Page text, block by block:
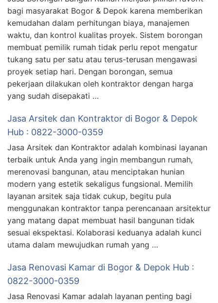
bagi masyarakat Bogor & Depok karena memberikan
kemudahan dalam perhitungan biaya, manajemen
waktu, dan kontrol kualitas proyek. Sistem borongan
membuat pemilik rumah tidak perlu repot mengatur
tukang satu per satu atau terus-terusan mengawasi
proyek setiap hari. Dengan borongan, semua
pekerjaan dilakukan oleh kontraktor dengan harga
yang sudah disepakati …
Jasa Arsitek dan Kontraktor di Bogor & Depok
Hub : 0822-3000-0359
Jasa Arsitek dan Kontraktor adalah kombinasi layanan
terbaik untuk Anda yang ingin membangun rumah,
merenovasi bangunan, atau menciptakan hunian
modern yang estetik sekaligus fungsional. Memilih
layanan arsitek saja tidak cukup, begitu pula
menggunakan kontraktor tanpa perencanaan arsitektur
yang matang dapat membuat hasil bangunan tidak
sesuai ekspektasi. Kolaborasi keduanya adalah kunci
utama dalam mewujudkan rumah yang …
Jasa Renovasi Kamar di Bogor & Depok Hub :
0822-3000-0359
Jasa Renovasi Kamar adalah layanan penting bagi